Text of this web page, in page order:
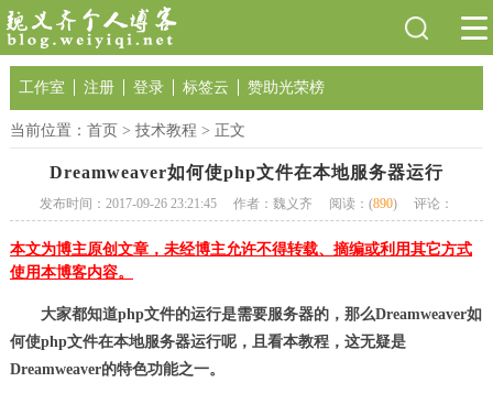
工作室 注册 登录 标签云 赞助光荣榜
当前位置： 首页 > 技术教程 > 正文
Dreamweaver如何使php文件在本地服务器运行
发布时间：2017-09-26 23:21:45 作者：魏义齐 阅读：(890) 评论：
本文为博主原创文章，未经博主允许不得转载、摘编或利用其它方式
使用本博客内容。
大家都知道php文件的运行是需要服务器的，那么Dreamweaver如
何使php文件在本地服务器运行呢，且看本教程，这无疑是
Dreamweaver的特色功能之一。